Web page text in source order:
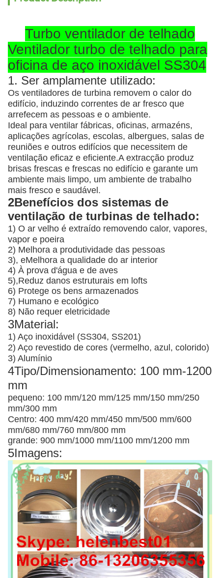
Turbo ventilador de telhado
Ventilador turbo de telhado para
oficina de aço inoxidável SS304
1. Ser amplamente utilizado:
Os ventiladores de turbina removem o calor do
edifício, induzindo correntes de ar fresco que
arrefecem as pessoas e o ambiente.
Ideal para ventilar fábricas, oficinas, armazéns,
aplicações agrícolas, escolas, albergues, salas de
reuniões e outros edifícios que necessitem de
ventilação eficaz e eficiente.A extracção produz
brisas frescas e frescas no edifício e garante um
ambiente mais limpo, um ambiente de trabalho
mais fresco e saudável.
2Benefícios dos sistemas de
ventilação de turbinas de telhado:
1) O ar velho é extraído removendo calor, vapores,
vapor e poeira
2) Melhora a produtividade das pessoas
3), eMelhora a qualidade do ar interior
4) À prova d'água e de aves
5),Reduz danos estruturais em lofts
6) Protege os bens armazenados
7) Humano e ecológico
8) Não requer eletricidade
3Material:
1) Aço inoxidável (SS304, SS201)
2) Aço revestido de cores (vermelho, azul, colorido)
3) Alumínio
4Tipo/Dimensionamento: 100 mm-1200
mm
pequeno: 100 mm/120 mm/125 mm/150 mm/250
mm/300 mm
Centro: 400 mm/420 mm/450 mm/500 mm/600
mm/680 mm/760 mm/800 mm
grande: 900 mm/1000 mm/1100 mm/1200 mm
5Imagens: